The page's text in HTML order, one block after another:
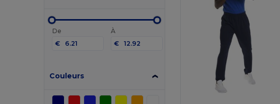
De
€
À
€
Couleurs